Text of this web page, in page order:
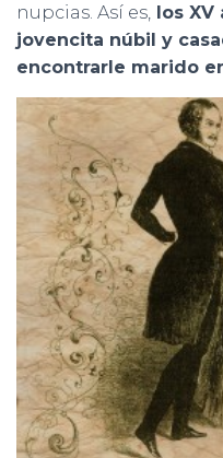
nupcias. Así es, los XV
jovencita núbil y
encontrarle marido